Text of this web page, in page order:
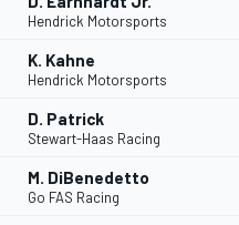
Hendrick Motorsports
K. Kahne
Hendrick Motorsports
D. Patrick
Stewart-Haas Racing
M. DiBenedetto
Go FAS Racing